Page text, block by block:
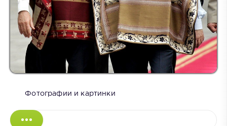
Фотографии и картинки